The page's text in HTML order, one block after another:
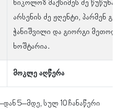
მოკლე აღწერა
ნიკოლოზ მაქსიმეს ძე
არსენის ძე ჟღენტი, პარმენ
ჭანიშვილი და გიორგი
ხოშტარია.
5–მდე, სულ 10 ჩანაწერი